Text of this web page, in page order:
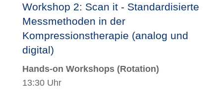
Workshop 2: Scan it - Standardisierte
Messmethoden in der
Kompressionstherapie (analog und
digital)
Hands-on Workshops (Rotation)
13:30 Uhr